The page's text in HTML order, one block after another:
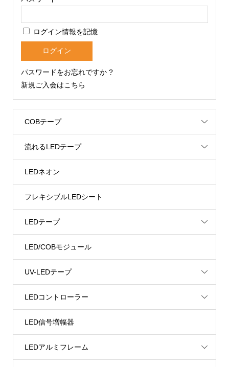
ログイン情報を記憶
パスワードをお忘れですか ?
新規ご入会はこちら
COBテープ
流れるLEDテープ
LEDネオン
フレキシブルLEDシート
LEDテープ
LED/COBモジュール
UV-LEDテープ
LEDコントローラー
LED信号増幅器
LEDアルミフレーム